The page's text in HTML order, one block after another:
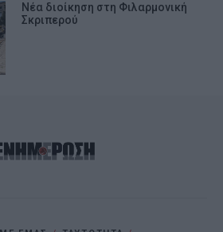
Νέα διοίκηση στη Φιλαρμονική
Σκριπερού